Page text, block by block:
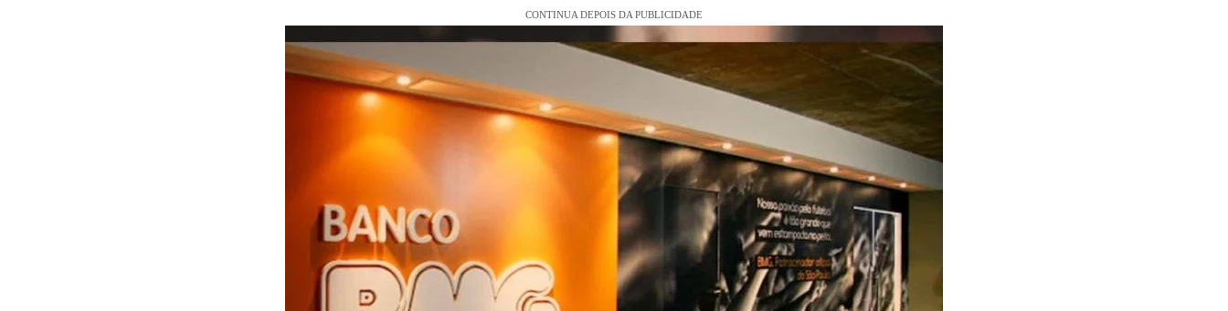
CONTINUA DEPOIS DA PUBLICIDADE